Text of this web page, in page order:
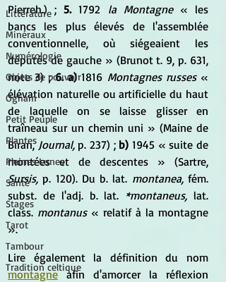
Littérature
Minéraux
Numérologie
Objets de pouvoir
Ogham
Petit Peuple
Plantes
Pleines Lunes
Santé
Stages
Tarot
Tambour
Tradition celtique
Pierreh.) ; 5. 1792 la Montagne « les
bancs les plus élevés de l'assemblée
conventionnelle, où siégeaient les
députés de gauche » (Brunot t. 9, p. 631,
note 3) ; 6. a) 1816 Montagnes russes «
élévation naturelle ou artificielle du haut
de laquelle on se laisse glisser en
traîneau sur un chemin uni » (Maine de
Biran, Journal, p. 237) ; b) 1945 « suite de
Sursis, p. 120). Du b. lat. montanea, fém.
subst. de l'adj. b. lat. *montaneus, lat.
class. montanus « relatif à la montagne
».
montagne afin d'amorcer la réflexion